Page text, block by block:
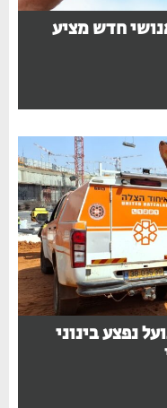
חדש מציע
בינוני